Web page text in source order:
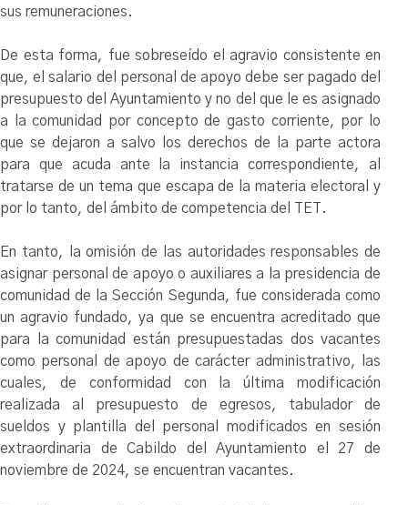
sus remuneraciones.
De esta forma, fue sobreseído el agravio consistente en
que, el salario del personal de apoyo debe ser pagado del
presupuesto del Ayuntamiento y no del que le es asignado
a la comunidad por concepto de gasto corriente, por lo
que se dejaron a salvo los derechos de la parte actora
para que acuda ante la instancia correspondiente, al
tratarse de un tema que escapa de la materia electoral y
por lo tanto, del ámbito de competencia del TET.
En tanto, la omisión de las autoridades responsables de
asignar personal de apoyo o auxiliares a la presidencia de
comunidad de la Sección Segunda, fue considerada como
un agravio fundado, ya que se encuentra acreditado que
para la comunidad están presupuestadas dos vacantes
como personal de apoyo de carácter administrativo, las
cuales, de conformidad con la última modificación
realizada al presupuesto de egresos, tabulador de
sueldos y plantilla del personal modificados en sesión
extraordinaria de Cabildo del Ayuntamiento el 27 de
noviembre de 2024, se encuentran vacantes.